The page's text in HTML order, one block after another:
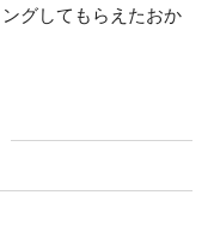
グしてもらえたおか